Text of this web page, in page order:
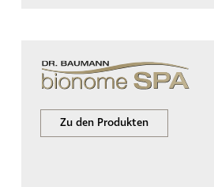
Zu den Produkten